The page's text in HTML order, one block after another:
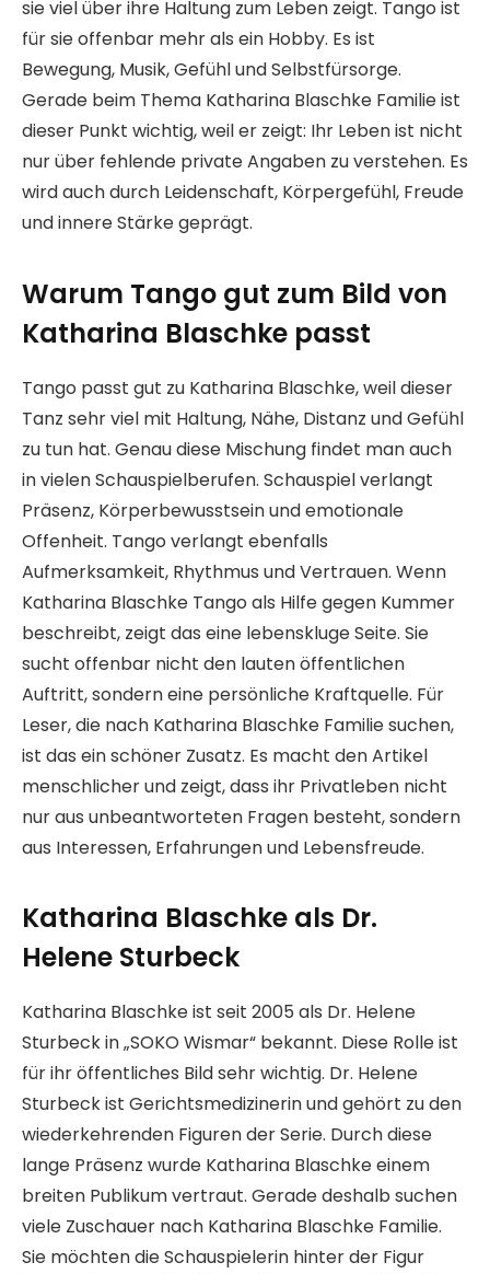
sie viel über ihre Haltung zum Leben zeigt. Tango ist
für sie offenbar mehr als ein Hobby. Es ist
Bewegung, Musik, Gefühl und Selbstfürsorge.
Gerade beim Thema Katharina Blaschke Familie ist
dieser Punkt wichtig, weil er zeigt: Ihr Leben ist nicht
nur über fehlende private Angaben zu verstehen. Es
wird auch durch Leidenschaft, Körpergefühl, Freude
und innere Stärke geprägt.
Warum Tango gut zum Bild von
Katharina Blaschke passt
Tango passt gut zu Katharina Blaschke, weil dieser
Tanz sehr viel mit Haltung, Nähe, Distanz und Gefühl
zu tun hat. Genau diese Mischung findet man auch
in vielen Schauspielberufen. Schauspiel verlangt
Präsenz, Körperbewusstsein und emotionale
Offenheit. Tango verlangt ebenfalls
Aufmerksamkeit, Rhythmus und Vertrauen. Wenn
Katharina Blaschke Tango als Hilfe gegen Kummer
beschreibt, zeigt das eine lebenskluge Seite. Sie
sucht offenbar nicht den lauten öffentlichen
Auftritt, sondern eine persönliche Kraftquelle. Für
Leser, die nach Katharina Blaschke Familie suchen,
ist das ein schöner Zusatz. Es macht den Artikel
menschlicher und zeigt, dass ihr Privatleben nicht
nur aus unbeantworteten Fragen besteht, sondern
aus Interessen, Erfahrungen und Lebensfreude.
Katharina Blaschke als Dr.
Helene Sturbeck
Katharina Blaschke ist seit 2005 als Dr. Helene
Sturbeck in „SOKO Wismar“ bekannt. Diese Rolle ist
für ihr öffentliches Bild sehr wichtig. Dr. Helene
Sturbeck ist Gerichtsmedizinerin und gehört zu den
wiederkehrenden Figuren der Serie. Durch diese
lange Präsenz wurde Katharina Blaschke einem
breiten Publikum vertraut. Gerade deshalb suchen
viele Zuschauer nach Katharina Blaschke Familie.
Sie möchten die Schauspielerin hinter der Figur